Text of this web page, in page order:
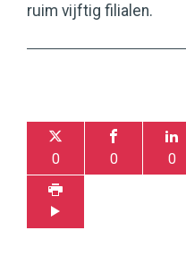
ruim vijftig filialen.
0 0 0